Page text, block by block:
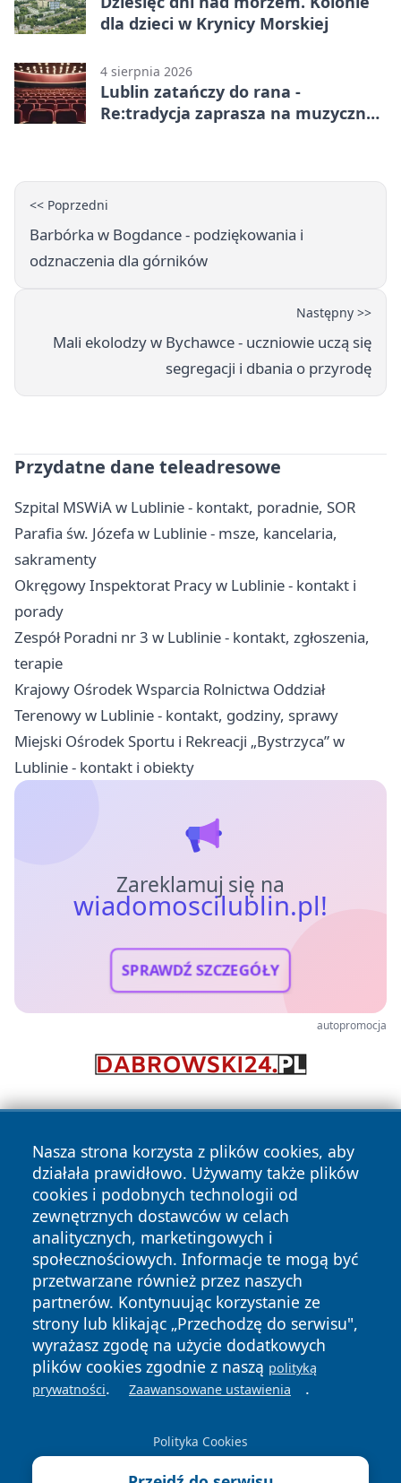
dla dzieci w Krynicy Morskiej
4 sierpnia 2026
Lublin zatańczy do rana -
Re:tradycja zaprasza na muzyczną
<< Poprzedni
Barbórka w Bogdance - podziękowania i
odznaczenia dla górników
Następny >>
Mali ekolodzy w Bychawce - uczniowie uczą się
segregacji i dbania o przyrodę
Przydatne dane teleadresowe
Szpital MSWiA w Lublinie - kontakt, poradnie, SOR
Parafia św. Józefa w Lublinie - msze, kancelaria,
sakramenty
Okręgowy Inspektorat Pracy w Lublinie - kontakt i
porady
Zespół Poradni nr 3 w Lublinie - kontakt, zgłoszenia,
terapie
Krajowy Ośrodek Wsparcia Rolnictwa Oddział
Terenowy w Lublinie - kontakt, godziny, sprawy
Miejski Ośrodek Sportu i Rekreacji „Bystrzyca” w
Lublinie - kontakt i obiekty
Zareklamuj się na
wiadomoscilublin.pl!
SPRAWDŹ SZCZEGÓŁY
autopromocja
Nasza strona korzysta z plików cookies, aby
działała prawidłowo. Używamy także plików
cookies i podobnych technologii od
zewnętrznych dostawców w celach
analitycznych, marketingowych i
społecznościowych. Informacje te mogą być
przetwarzane również przez naszych
partnerów. Kontynuując korzystanie ze
strony lub klikając „Przechodzę do serwisu",
wyrażasz zgodę na użycie dodatkowych
plików cookies zgodnie z naszą polityką
prywatności. Zaawansowane ustawienia .
Polityka Cookies
Copyright © 2026 wiadomoscilublin.pl Wszystkie prawa
zastrzeżone.
News Autorzy
Polityka
Prywatności
Polityka
Cookies